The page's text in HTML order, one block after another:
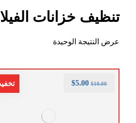
تنظيف خزانات
عرض النتيجة الوحيدة
$10.00
$5.00